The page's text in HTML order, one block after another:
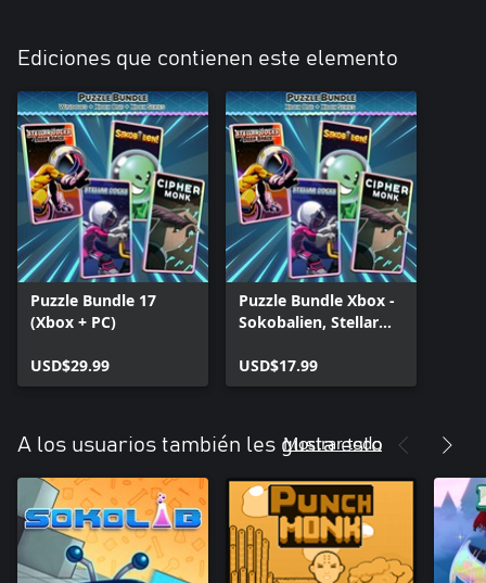
Ediciones que contienen este elemento
Puzzle Bundle 17
(Xbox + PC)
USD$29.99
Puzzle Bundle Xbox -
Sokobalien, Stellar
Deep Space, Cipher
Monk
USD$17.99
A los usuarios también les gusta esto
Mostrar todo